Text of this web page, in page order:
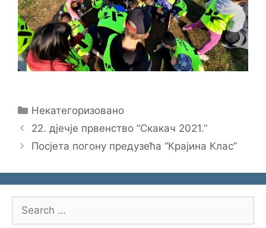
Categories
Некатегоризовано
22. дјечје првенство “Скакач 2021.”
Посјета погону предузећа “Крајина Клас”
Search
for: